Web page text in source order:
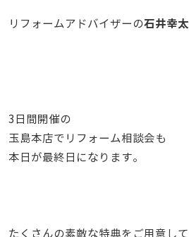
リフォームアドバイザーの石井幸太
3日間開催の
玉島本店でリフォーム相談会も
本日が最終日になります。
たくさんの素敵な特典をご用意して